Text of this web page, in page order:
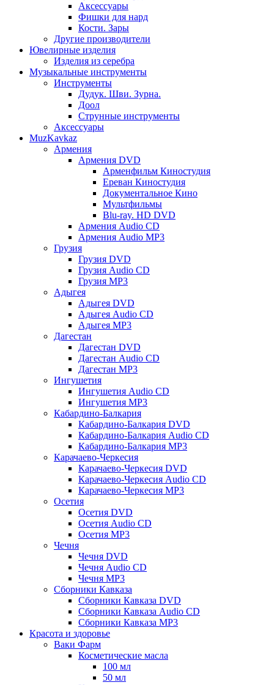
Аксессуары
Фишки для нард
Кости. Зары
Другие производители
Ювелирные изделия
Изделия из серебра
Музыкальные инструменты
Инструменты
Дудук. Шви. Зурна.
Доол
Струнные инструменты
Аксессуары
MuzKavkaz
Армения
Армения DVD
Арменфильм Киностудия
Ереван Киностудия
Документальное Кино
Мультфильмы
Blu-ray. HD DVD
Армения Audio CD
Армения Audio MP3
Грузия
Грузия DVD
Грузия Audio CD
Грузия MP3
Адыгея
Адыгея DVD
Адыгея Audio CD
Адыгея MP3
Дагестан
Дагестан DVD
Дагестан Audio CD
Дагестан MP3
Ингушетия
Ингушетия Audio CD
Ингушетия MP3
Кабардино-Балкария
Кабардино-Балкария DVD
Кабардино-Балкария Audio CD
Кабардино-Балкария MP3
Карачаево-Черкесия
Карачаево-Черкесия DVD
Карачаево-Черкесия Audio CD
Карачаево-Черкесия MP3
Осетия
Осетия DVD
Осетия Audio CD
Осетия MP3
Чечня
Чечня DVD
Чечня Audio CD
Чечня MP3
Сборники Кавказа
Сборники Кавказа DVD
Сборники Кавказа Audio CD
Сборники Кавказа MP3
Красота и здоровье
Ваки Фарм
Косметические масла
100 мл
50 мл